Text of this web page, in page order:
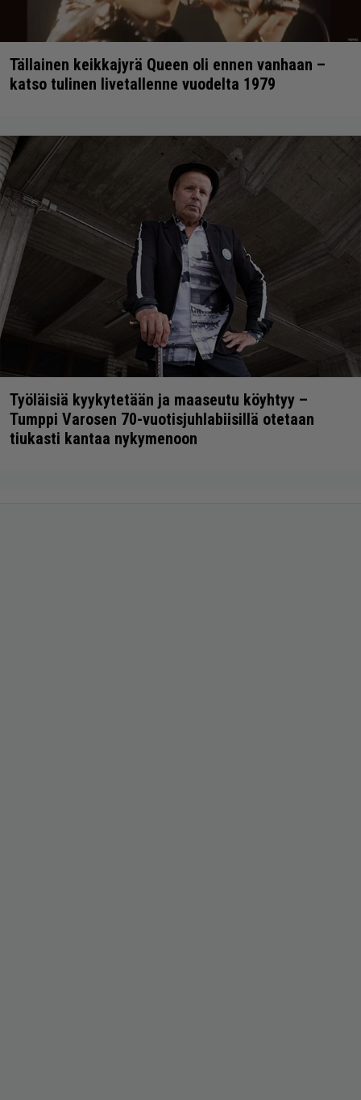
Tällainen keikkajyrä Queen oli ennen vanhaan –
katso tulinen livetallenne vuodelta 1979
Työläisiä kyykytetään ja maaseutu köyhtyy –
Tumppi Varosen 70-vuotisjuhlabiisillä otetaan
tiukasti kantaa nykymenoon